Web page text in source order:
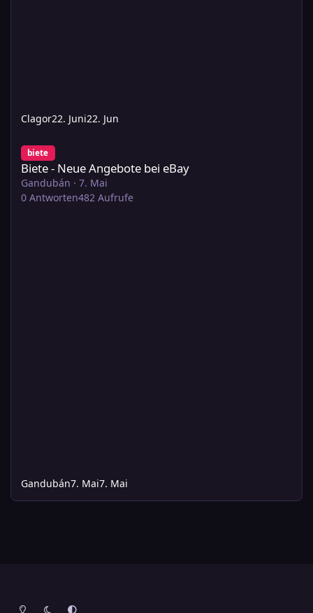
Clagor22. Juni22. Jun
Biete - Neue Angebote bei eBay
biete
Biete - Neue Angebote bei eBay
Gandubán · 7. Mai
0 Antworten482 Aufrufe
Gandubán7. Mai7. Mai
Heller ModusDunkler ModusSystemeinstellung